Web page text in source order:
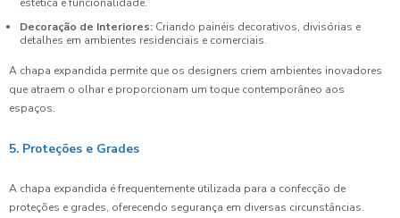
estética e funcionalidade.
Decoração de Interiores: Criando painéis decorativos, divisórias e
detalhes em ambientes residenciais e comerciais.
A chapa expandida permite que os designers criem ambientes inovadores
que atraem o olhar e proporcionam um toque contemporâneo aos
espaços.
5. Proteções e Grades
A chapa expandida é frequentemente utilizada para a confecção de
proteções e grades, oferecendo segurança em diversas circunstâncias.